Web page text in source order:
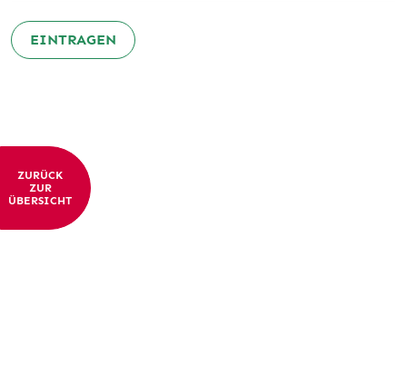
EINTRAGEN
ZURÜCK
ZUR
ÜBERSICHT